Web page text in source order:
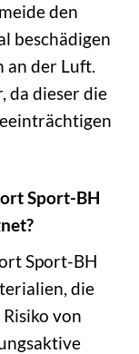
den
beschädigen
an der Luft.
da dieser die
Sport-BH
Sport-BH
die
von